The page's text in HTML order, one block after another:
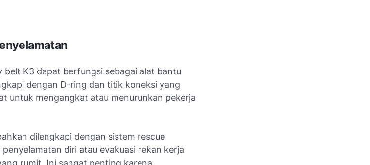
belt K3 dapat berfungsi sebagai alat bantu
dengan D-ring dan titik koneksi yang
untuk mengangkat atau menurunkan pekerja
dilengkapi dengan sistem rescue
diri atau evakuasi rekan kerja
rumit. Ini sangat penting karena